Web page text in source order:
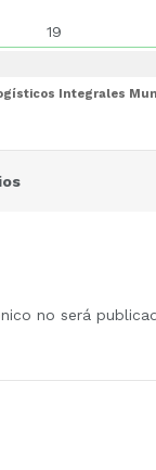
19
Integrales
no será